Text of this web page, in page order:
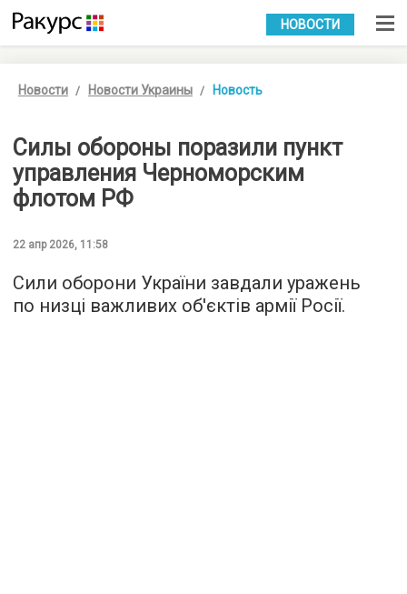
УКР РУС
НОВОСТИ
Новости Новости Украины Новость
Силы обороны поразили пункт
управления Черноморским
флотом РФ
22 апр 2026, 11:58
Сили оборони України завдали уражень
по низці важливих об'єктів армії Росії.